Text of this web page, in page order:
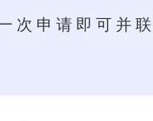
次申请即可并